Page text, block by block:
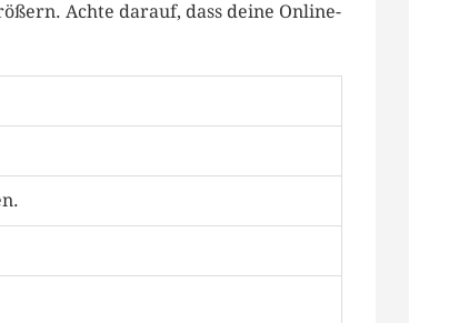
Achte darauf, dass deine Online-